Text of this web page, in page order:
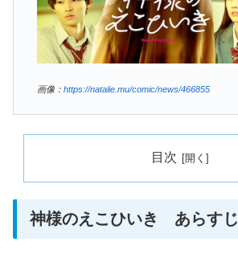
画像： https://natalie.mu/comic/news/466855
目次
神様のえこひいき あらすじ